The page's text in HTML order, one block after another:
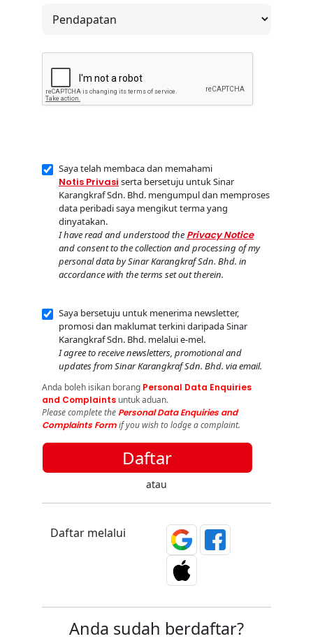
Saya telah membaca dan memahami
Notis Privasi serta bersetuju untuk Sinar
Karangkraf Sdn. Bhd. mengumpul dan memproses
data peribadi saya mengikut terma yang
dinyatakan.
I have read and understood the Privacy Notice
and consent to the collection and processing of my
personal data by Sinar Karangkraf Sdn. Bhd. in
accordance with the terms set out therein.
Saya bersetuju untuk menerima newsletter,
promosi dan maklumat terkini daripada Sinar
Karangkraf Sdn. Bhd. melalui e-mel.
I agree to receive newsletters, promotional and
updates from Sinar Karangkraf Sdn. Bhd. via email.
Anda boleh isikan borang Personal Data Enquiries
and Complaints untuk aduan.
Please complete the Personal Data Enquiries and
Complaints Formif you wish to lodge a complaint.
atau
Daftar melalui
Anda sudah berdaftar?